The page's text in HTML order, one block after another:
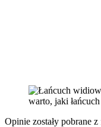
Opinie zostały pobrane